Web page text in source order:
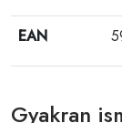
EAN
Gyakran